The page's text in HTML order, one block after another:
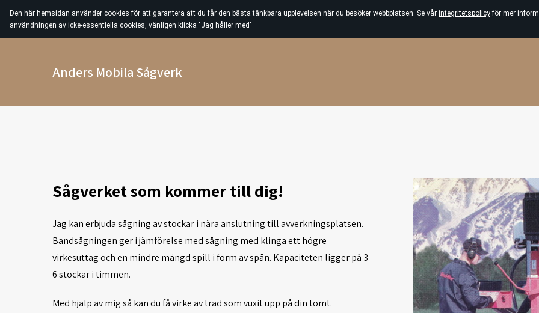
Den här hemsidan använder cookies för att garantera att du får den bästa tänkbara upplevelsen när du besöker webbplatsen. Se vår integritetspolicyför mer
användningen av icke-essentiella cookies, vänligen klicka "Jag håller med"
Anders Mobila Sågverk
Sågverket som kommer till dig!
Jag kan erbjuda sågning av stockar i nära anslutning till avverkningsplatsen.
Bandsågningen ger i jämförelse med sågning med klinga ett högre
virkesuttag och en mindre mängd spill i form av spån. Kapaciteten ligger på 3-
6 stockar i timmen.
Med hjälp av mig så kan du få virke av träd som vuxit upp på din tomt.